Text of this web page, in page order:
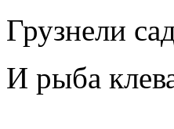
Грузнели
И рыба